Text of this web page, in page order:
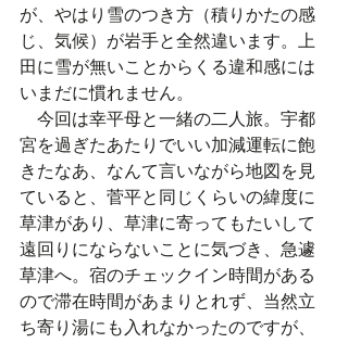
が、やはり雪のつき方（積りかたの感
じ、気候）が岩手と全然違います。上
田に雪が無いことからくる違和感には
いまだに慣れません。
今回は幸平母と一緒の二人旅。宇都
宮を過ぎたあたりでいい加減運転に飽
きたなあ、なんて言いながら地図を見
ていると、菅平と同じくらいの緯度に
草津があり、草津に寄ってもたいして
遠回りにならないことに気づき、急遽
草津へ。宿のチェックイン時間がある
ので滞在時間があまりとれず、当然立
ち寄り湯にも入れなかったのですが、